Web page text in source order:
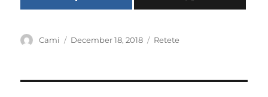
Author
Cami
Posted
December 18, 2018 Categories
Retete